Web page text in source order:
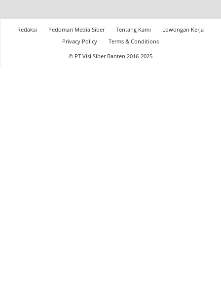
Redaksi Pedoman Media Siber Tentang Kami
Lowongan Kerja
Privacy Policy
Terms & Conditions
© PT Visi Siber Banten 2016-2025